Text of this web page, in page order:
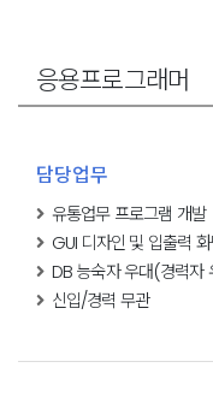
응용프로그래머
담당업무
유통업무 프로그램 개발
GUI 디자인 및 입출력
DB 능숙자 우대(경력자
신입/경력 무관